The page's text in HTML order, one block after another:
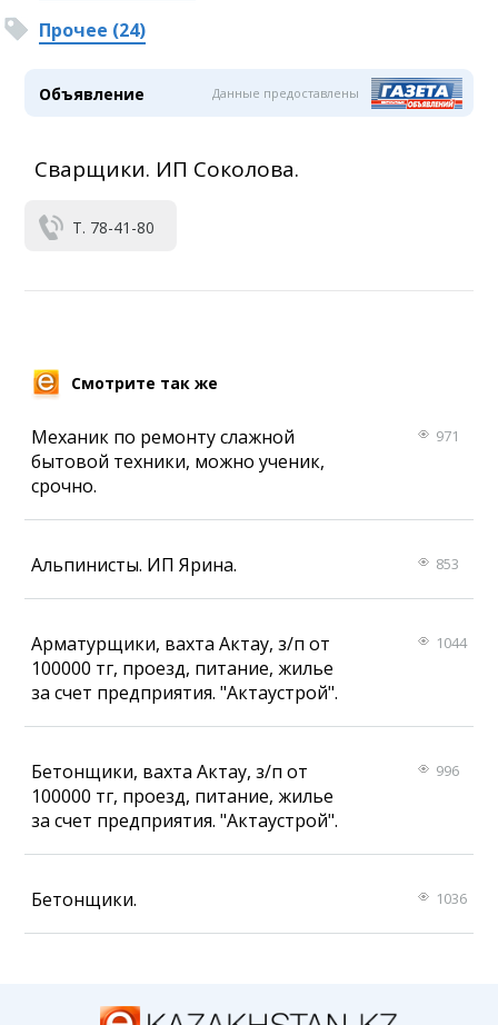
Прочее (24)
Объявление Данные предоставлены
Сварщики. ИП Соколова.
Т. 78-41-80
Смотрите так же
Механик по ремонту слажной
бытовой техники, можно ученик,
срочно.
971
Альпинисты. ИП Ярина. 853
Арматурщики, вахта Актау, з/п от
100000 тг, проезд, питание, жилье
за счет предприятия. "Актаустрой".
1044
Бетонщики, вахта Актау, з/п от
100000 тг, проезд, питание, жилье
за счет предприятия. "Актаустрой".
996
Бетонщики. 1036